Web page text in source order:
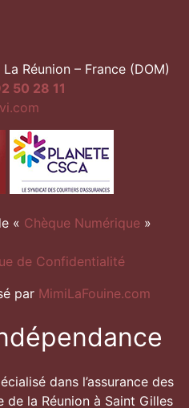
Réunion – France (DOM)
50 28 11
« Chèque Numérique »
de Confidentialité
par MimiLaFouine.com
dans l’assurance des
de la Réunion à Saint Gilles